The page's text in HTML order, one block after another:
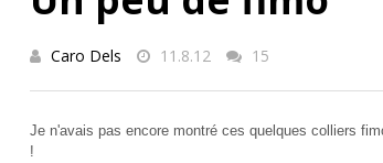
Caro Dels 11.8.12 15
Je n'avais pas encore montré ces quelques colliers
!